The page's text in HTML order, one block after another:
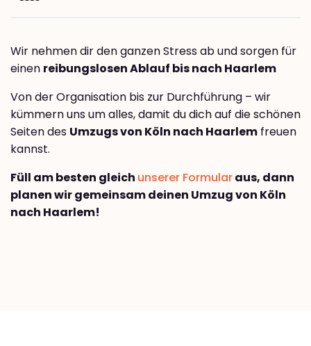
Wir nehmen dir den ganzen Stress ab und sorgen für
einen reibungslosen Ablauf bis nach Haarlem
Von der Organisation bis zur Durchführung – wir
kümmern uns um alles, damit du dich auf die schönen
Seiten des Umzugs von Köln nach Haarlem freuen
kannst.
Füll am besten gleich unserer Formularaus, dann
planen wir gemeinsam deinen Umzug von Köln
nach Haarlem!